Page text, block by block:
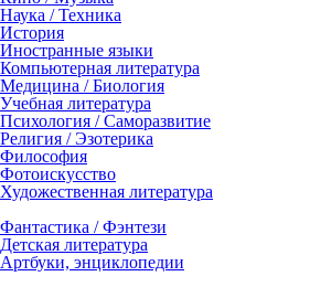
Наука / Техника
История
Иностранные языки
Компьютерная литература
Медицина / Биология
Учебная литература
Психология / Саморазвитие
Религия / Эзотерика
Философия
Фотоискусство
Художественная литература
Фантастика / Фэнтези
Детская литература
Артбуки, энциклопедии